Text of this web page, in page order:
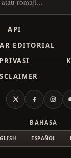
API
EDITORIAL
PRIVASI
X Facebook
BAHASA
ESPAÑOL